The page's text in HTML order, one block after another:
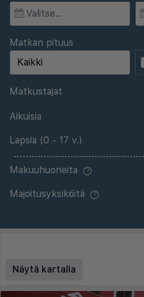
Matkan pituus
Matkustajat
Aikuisia
Lapsia (0 - 17 v.)
Makuuhuoneita
Majoitusyksiköitä
Näytä kartalla